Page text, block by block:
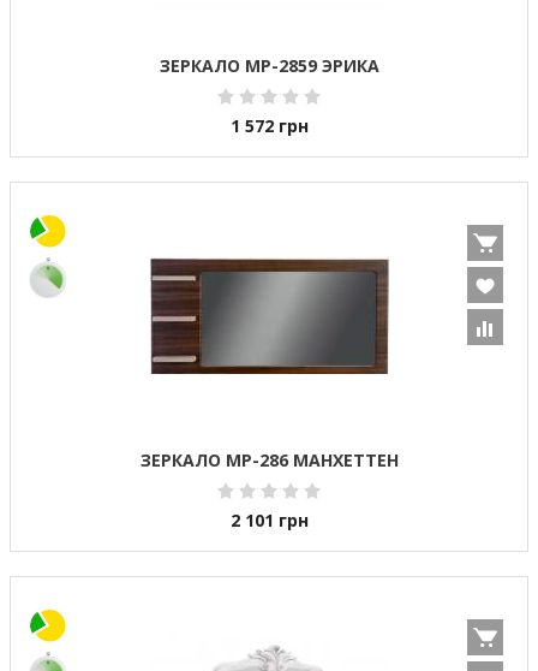
ЗЕРКАЛО МР-2859 ЭРИКА
1 572 грн
ЗЕРКАЛО МР-286 МАНХЕТТЕН
2 101 грн